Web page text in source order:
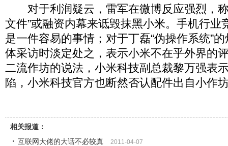
对于利润疑云，雷军在微博反应强烈，称
文件”或融资内幕来诋毁抹黑小米。手机行业
是一件容易的事情；对于丁磊“伪操作系统”
体采访时淡定处之，表示小米不在乎外界的
二流作坊的说法，小米科技副总裁黎万强表
陷，小米科技官方也断然否认配件出自小作
相关报道：
互联网大佬的大话不必较真
2011-04-07